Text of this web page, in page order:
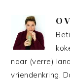
naar (verre)
vriendenkring.